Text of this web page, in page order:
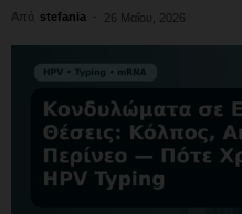
Από stefania - 26 Μαΐου, 2026